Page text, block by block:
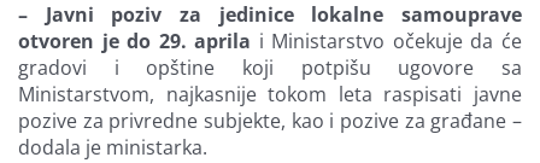
– Javni poziv za jedinice lokalne samouprave
otvoren je do 29. aprila i Ministarstvo očekuje da će
gradovi i opštine koji potpišu ugovore sa
Ministarstvom, najkasnije tokom leta raspisati javne
pozive za privredne subjekte, kao i pozive za građane –
dodala je ministarka.